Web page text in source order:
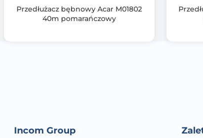
Przedłużacz bębnowy Acar M01802
40m pomarańczowy
Incom Group